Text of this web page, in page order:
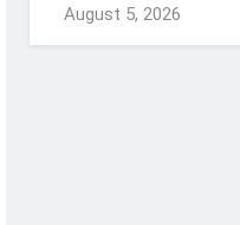
August 5, 2026